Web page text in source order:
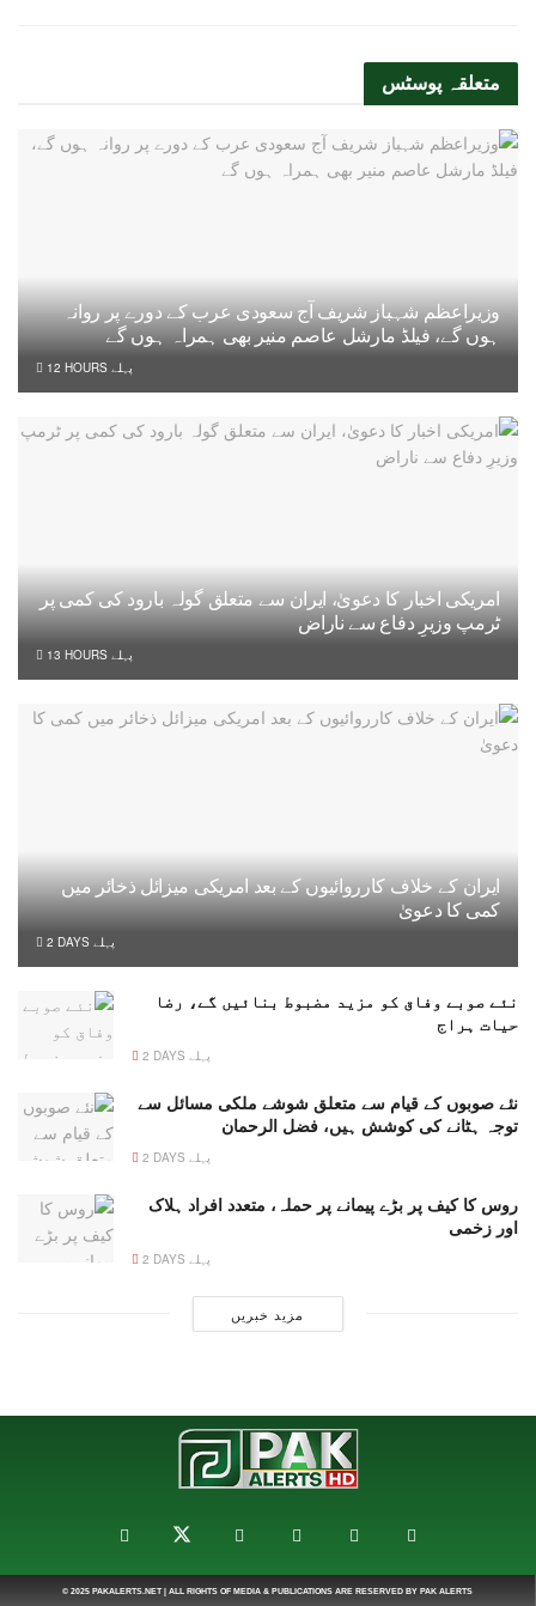
متعلقہ پوسٹس
وزیراعظم شہباز شریف آج سعودی عرب کے دورے پر روانہ
ہوں گے، فیلڈ مارشل عاصم منیر بھی ہمراہ ہوں گے
12 HOURS پہلے
امریکی اخبار کا دعویٰ، ایران سے متعلق گولہ بارود کی کمی پر
ٹرمپ وزیرِ دفاع سے ناراض
13 HOURS پہلے
ایران کے خلاف کارروائیوں کے بعد امریکی میزائل ذخائر میں
کمی کا دعویٰ
2 DAYS پہلے
نئے صوبے وفاق کو مزید مضبوط بنائیں گے، رضا
حیات ہراج
2 DAYS پہلے
نئے صوبوں کے قیام سے متعلق شوشے ملکی مسائل سے
توجہ ہٹانے کی کوشش ہیں، فضل الرحمان
2 DAYS پہلے
روس کا کیف پر بڑے پیمانے پر حملہ، متعدد افراد ہلاک
اور زخمی
2 DAYS پہلے
مزید خبریں
© 2025 PAKALERTS.NET| ALL RIGHTS OF MEDIA & PUBLICATIONS ARE RESERVED BY PAK ALERTS